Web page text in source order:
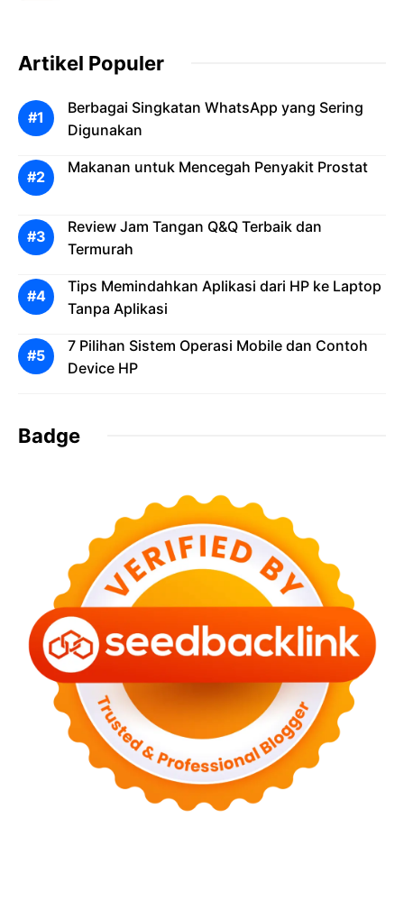
Artikel Populer
Berbagai Singkatan WhatsApp yang Sering
Digunakan
Makanan untuk Mencegah Penyakit Prostat
Review Jam Tangan Q&Q Terbaik dan
Termurah
Tips Memindahkan Aplikasi dari HP ke Laptop
Tanpa Aplikasi
7 Pilihan Sistem Operasi Mobile dan Contoh
Device HP
Badge